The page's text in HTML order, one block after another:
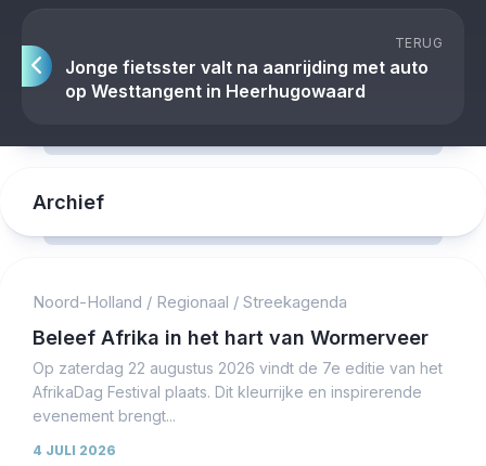
TERUG
Jonge fietsster valt na aanrijding met auto
op Westtangent in Heerhugowaard
Archief
Noord-Holland / Regionaal / Streekagenda
Beleef Afrika in het hart van Wormerveer
Op zaterdag 22 augustus 2026 vindt de 7e editie van het
AfrikaDag Festival plaats. Dit kleurrijke en inspirerende
evenement brengt...
4 JULI 2026